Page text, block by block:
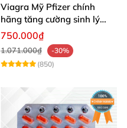
Viagra Mỹ Pfizer chính
hãng tăng cường sinh lý
nam, kéo dài hiệu quả
750.000₫
1.071.000₫
-30%
(850)